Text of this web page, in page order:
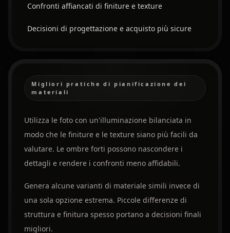
Confronti affiancati di finiture e texture
Decisioni di progettazione e acquisto più sicure
Migliori pratiche di pianificazione dei
materiali
Utilizza le foto con un'illuminazione bilanciata in
modo che le finiture e le texture siano più facili da
valutare. Le ombre forti possono nascondere i
dettagli e rendere i confronti meno affidabili.
Genera alcune varianti di materiale simili invece di
una sola opzione estrema. Piccole differenze di
struttura e finitura spesso portano a decisioni finali
migliori.